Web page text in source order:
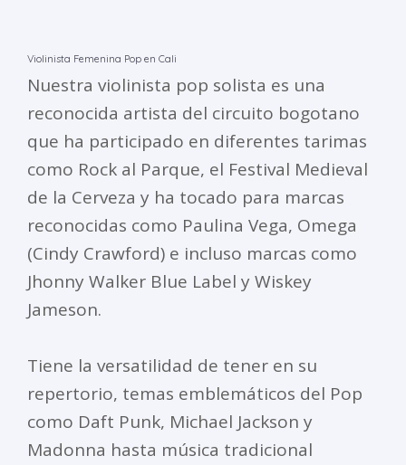
Violinista Femenina Pop en Cali
Nuestra violinista pop solista es una
reconocida artista del circuito bogotano
que ha participado en diferentes tarimas
como Rock al Parque, el Festival Medieval
de la Cerveza y ha tocado para marcas
reconocidas como Paulina Vega, Omega
(Cindy Crawford) e incluso marcas como
Jhonny Walker Blue Label y Wiskey
Jameson.
Tiene la versatilidad de tener en su
repertorio, temas emblemáticos del Pop
como Daft Punk, Michael Jackson y
Madonna hasta música tradicional